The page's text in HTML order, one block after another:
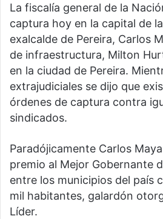
La fiscalía general de la
captura hoy en la capital de
exalcalde de Pereira, Carlos
de infraestructura, Milton
en la ciudad de Pereira.
extrajudiciales se dijo que
órdenes de captura contra
sindicados.
Paradójicamente Carlos
premio al Mejor Gobernante
entre los municipios del país
mil habitantes, galardón
Líder.